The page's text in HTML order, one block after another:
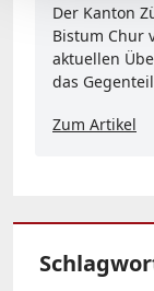
Der Kanton
Bistum Chur
aktuellen
das
Zum Artikel